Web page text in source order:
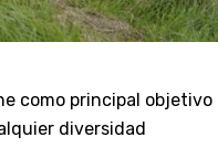
como principal objetivo
diversidad